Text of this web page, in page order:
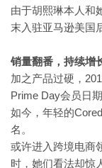
由于胡熙琳本人和
末入驻亚马逊美国
销量翻番，持续增
加之产品过硬，
Prime Day会员日
如今，年轻的
名。
或许进入跨境电商
时，她们看法却惊